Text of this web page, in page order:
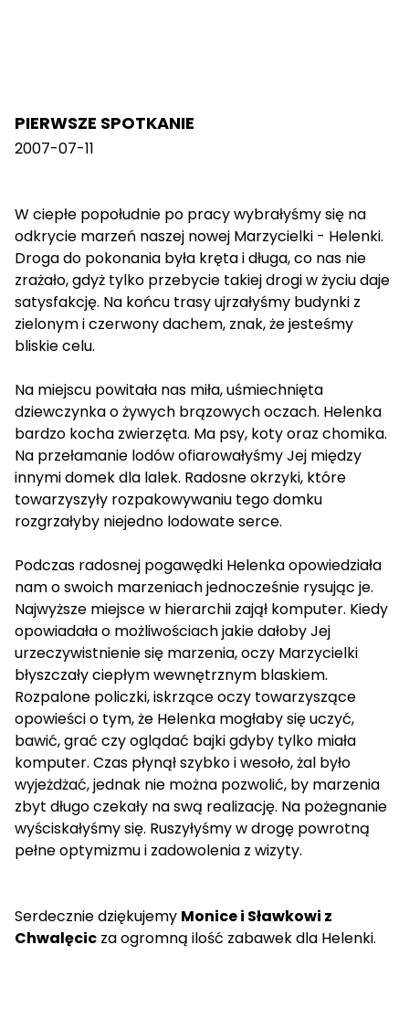
PIERWSZE SPOTKANIE
2007-07-11
W ciepłe popołudnie po pracy wybrałyśmy się na
odkrycie marzeń naszej nowej Marzycielki - Helenki.
Droga do pokonania była kręta i długa, co nas nie
zrażało, gdyż tylko przebycie takiej drogi w życiu daje
satysfakcję. Na końcu trasy ujrzałyśmy budynki z
zielonym i czerwony dachem, znak, że jesteśmy
bliskie celu.
Na miejscu powitała nas miła, uśmiechnięta
dziewczynka o żywych brązowych oczach. Helenka
bardzo kocha zwierzęta. Ma psy, koty oraz chomika.
Na przełamanie lodów ofiarowałyśmy Jej między
innymi domek dla lalek. Radosne okrzyki, które
towarzyszyły rozpakowywaniu tego domku
rozgrzałyby niejedno lodowate serce.
Podczas radosnej pogawędki Helenka opowiedziała
nam o swoich marzeniach jednocześnie rysując je.
Najwyższe miejsce w hierarchii zajął komputer. Kiedy
opowiadała o możliwościach jakie dałoby Jej
urzeczywistnienie się marzenia, oczy Marzycielki
błyszczały ciepłym wewnętrznym blaskiem.
Rozpalone policzki, iskrzące oczy towarzyszące
opowieści o tym, że Helenka mogłaby się uczyć,
bawić, grać czy oglądać bajki gdyby tylko miała
komputer. Czas płynął szybko i wesoło, żal było
wyjeżdżać, jednak nie można pozwolić, by marzenia
zbyt długo czekały na swą realizację. Na pożegnanie
wyściskałyśmy się. Ruszyłyśmy w drogę powrotną
pełne optymizmu i zadowolenia z wizyty.
Serdecznie dziękujemy Monice i Sławkowi z
Chwalęcic za ogromną ilość zabawek dla Helenki.